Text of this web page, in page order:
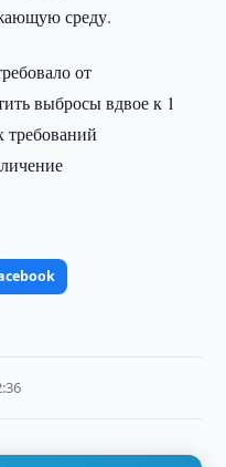
среду.
от
выбросы вдвое к 1
требований